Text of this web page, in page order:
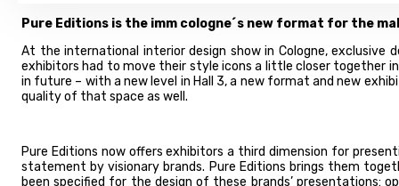
Pure Editions is the imm cologne´s new format for the
At the international interior design show in Cologne, exclusive
exhibitors had to move their style icons a little closer together
in future – with a new level in Hall 3, a new format and new
quality of that space as well.
Pure Editions now offers exhibitors a third dimension for
statement by visionary brands. Pure Editions brings them
been specified for the design of these brands’ presentations: